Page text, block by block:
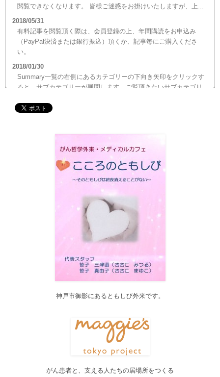
閲覧できなくなります。 皆様ご迷惑をお掛けいたしますが、上...
2018/05/31
有料記事を閲覧頂く際は、会員登録の上、年間購読をお申込み
（PayPal決済または銀行振込）頂くか、記事毎にご購入くださ
い。
2018/01/30
Summary一覧の右側にあるカテゴリーの下向き矢印をクリックす
ると、サブカテゴリーが展開します。ご覧頂きたいサブカテゴリ
す。どうぞご利用ください。
12月21日（木）22:00～翌22日（金）10:00頃にサイトメンテナン
transl.com/）が閲覧できなくなります。 皆様ご迷惑をお掛けい
11月1日をもって組織を合同会社に改め、Silex Press合同会社を設
食は「地中海的」に?
2017年4月4日～9日迄カテゴリーの整理を行うため、一部カテゴリ
解いただけますようお願いいたします。
Neurosurgery Summary・Pituitary Summaryにおいて、分類を追加
しました。各一覧の右側の「カテゴリー」をご覧ください。
脳神経外科関連論文をエキスパートが海外誌から厳選し日本語で
神戸市御影にあるともしび外来です。
がん患者と、支える人たちの居場所をつくる